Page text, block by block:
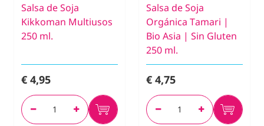
Salsa de Soja
Kikkoman Multiusos
250 ml.
€ 4,95
Salsa de Soja
Orgánica Tamari |
Bio Asia | Sin Gluten
250 ml.
€ 4,75